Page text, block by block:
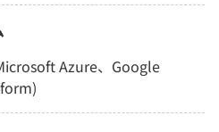
Azure、Google